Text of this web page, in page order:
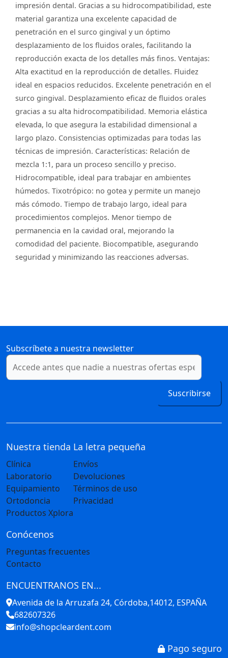
impresión dental. Gracias a su hidrocompatibilidad, este
material garantiza una excelente capacidad de
penetración en el surco gingival y un óptimo
desplazamiento de los fluidos orales, facilitando la
reproducción exacta de los detalles más finos. Ventajas:
Alta exactitud en la reproducción de detalles. Fluidez
ideal en espacios reducidos. Excelente penetración en el
surco gingival. Desplazamiento eficaz de fluidos orales
gracias a su alta hidrocompatibilidad. Memoria elástica
elevada, lo que asegura la estabilidad dimensional a
largo plazo. Consistencias optimizadas para todas las
técnicas de impresión. Características: Relación de
mezcla 1:1, para un proceso sencillo y preciso.
Hidrocompatible, ideal para trabajar en ambientes
húmedos. Tixotrópico: no gotea y permite un manejo
más cómodo. Tiempo de trabajo largo, ideal para
procedimientos complejos. Menor tiempo de
permanencia en la cavidad oral, mejorando la
comodidad del paciente. Biocompatible, asegurando
seguridad y minimizando las reacciones adversas.
Subscríbete a nuestra newsletter
Suscribirse
Nuestra tienda
Clínica
Laboratorio
Equipamiento
Ortodoncia
Productos Xplora
La letra pequeña
Envíos
Devoluciones
Términos de uso
Privacidad
Conócenos
Preguntas frecuentes
Contacto
ENCUENTRANOS EN...
Avenida de la Arruzafa 24, Córdoba,14012, ESPAÑA
682607326
info@shopcleardent.com
Pago seguro